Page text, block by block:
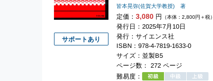
皆本晃弥(佐賀大学教授) 著
定価：3,080円 （本体：2,800円＋税）
発行日：2025年7月10日
発行：サイエンス社
ISBN：978-4-7819-1633-0
サイズ：並製B5
ページ数： 272 ページ
難易度：
サポートあり